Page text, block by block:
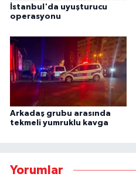
İstanbul'da uyuşturucu
operasyonu
Arkadaş grubu arasında
tekmeli yumruklu kavga
Yorumlar